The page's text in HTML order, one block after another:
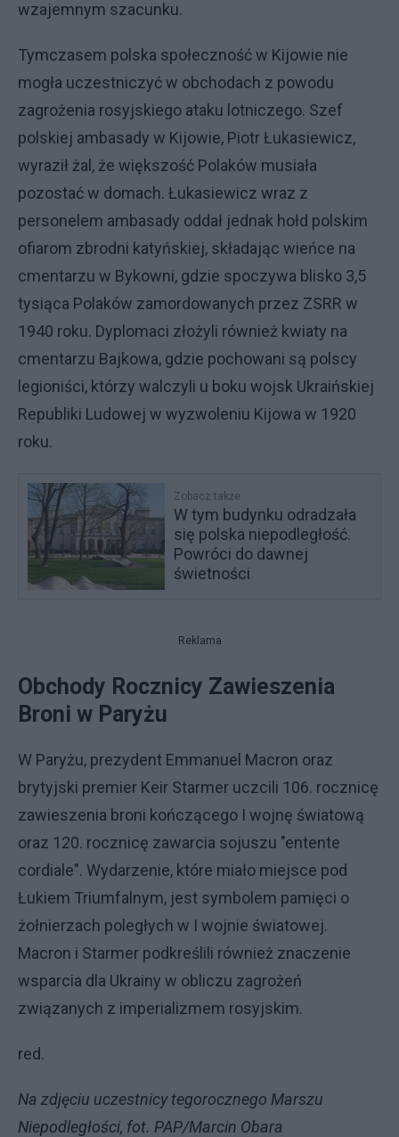
wzajemnym szacunku.
Tymczasem polska społeczność w Kijowie nie
mogła uczestniczyć w obchodach z powodu
zagrożenia rosyjskiego ataku lotniczego. Szef
polskiej ambasady w Kijowie, Piotr Łukasiewicz,
wyraził żal, że większość Polaków musiała
pozostać w domach. Łukasiewicz wraz z
personelem ambasady oddał jednak hołd polskim
ofiarom zbrodni katyńskiej, składając wieńce na
cmentarzu w Bykowni, gdzie spoczywa blisko 3,5
tysiąca Polaków zamordowanych przez ZSRR w
1940 roku. Dyplomaci złożyli również kwiaty na
cmentarzu Bajkowa, gdzie pochowani są polscy
legioniści, którzy walczyli u boku wojsk Ukraińskiej
Republiki Ludowej w wyzwoleniu Kijowa w 1920
roku.
Zobacz także
W tym budynku odradzała
się polska niepodległość.
Powróci do dawnej
świetności
Reklama
Obchody Rocznicy Zawieszenia
Broni w Paryżu
W Paryżu, prezydent Emmanuel Macron oraz
brytyjski premier Keir Starmer uczcili 106. rocznicę
zawieszenia broni kończącego I wojnę światową
oraz 120. rocznicę zawarcia sojuszu "entente
cordiale". Wydarzenie, które miało miejsce pod
Łukiem Triumfalnym, jest symbolem pamięci o
żołnierzach poległych w I wojnie światowej.
Macron i Starmer podkreślili również znaczenie
wsparcia dla Ukrainy w obliczu zagrożeń
związanych z imperializmem rosyjskim.
red.
Na zdjęciu uczestnicy tegorocznego Marszu
Niepodległości, fot. PAP/Marcin Obara